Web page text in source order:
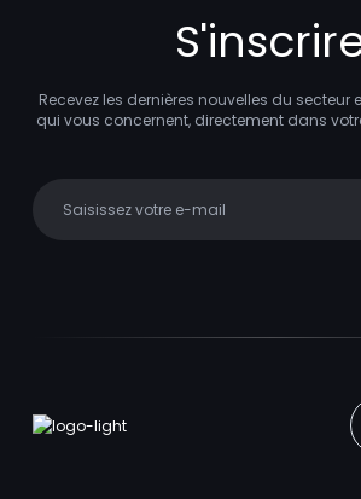
Recevez les dernières nouvelles du secteur
qui vous concernent, directement dans